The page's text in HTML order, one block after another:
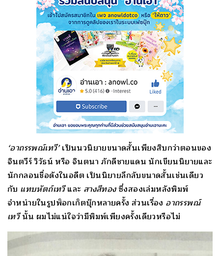
‘อาถรรพณ์เทวี’เป็นนวนิยายขนาดสั้นเพียงสิบกว่าตอนของ
จินตวีร์ วิวัธน์ หรือ จินตนา ภักดีชายแดน นักเขียนนิยายและ
นักกลอนชื่อดังในอดีต เป็นนิยายลึกลับขนาดสั้นเช่นเดียว
กับ แทบหัตถ์เทวีและ สางสีทองซึ่งสองเล่มหลังพิมพ์
จำหน่ายในรูปพ็อกเก็ตบุ๊กหลายครั้ง ส่วนเรื่อง อาถรรพณ์
เทวีนั้น ผมไม่แน่ใจว่ามีพิมพ์เพียงครั้งเดียวหรือไม่